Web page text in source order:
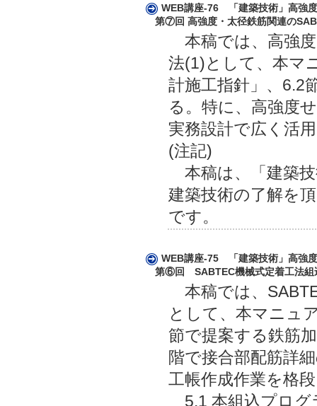
WEB講座-76 「建築技術」高強
第⑦回 高強度・太径鉄筋関連の
本稿では、高強度
法(1)として、本マ
計施工指針」、6.2
る。特に、高強度
実務設計で広く活
(注記)
本稿は、「建築
建築技術の了解を
です。
WEB講座-75 「建築技術」高強
第⑥回 SABTEC機械式定着工法組
本稿では、
として、本マニュ
節で提案する鉄筋
階で接合部配筋詳
工帳作成作業を格
5.1 本組込プログ